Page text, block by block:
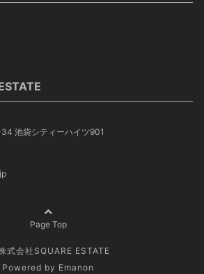
池袋シティーハイツ901
Page Top
式会社SQUARE ESTATE
Powered by Emanon